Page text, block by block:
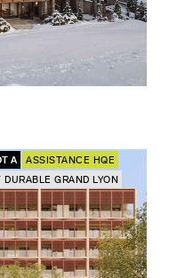
A
ASSISTANCE HQE
DURABLE GRAND LYON